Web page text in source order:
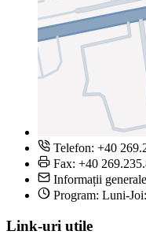
Telefon: +40
Fax: +40
Informații
Program: Luni-
Link-uri utile